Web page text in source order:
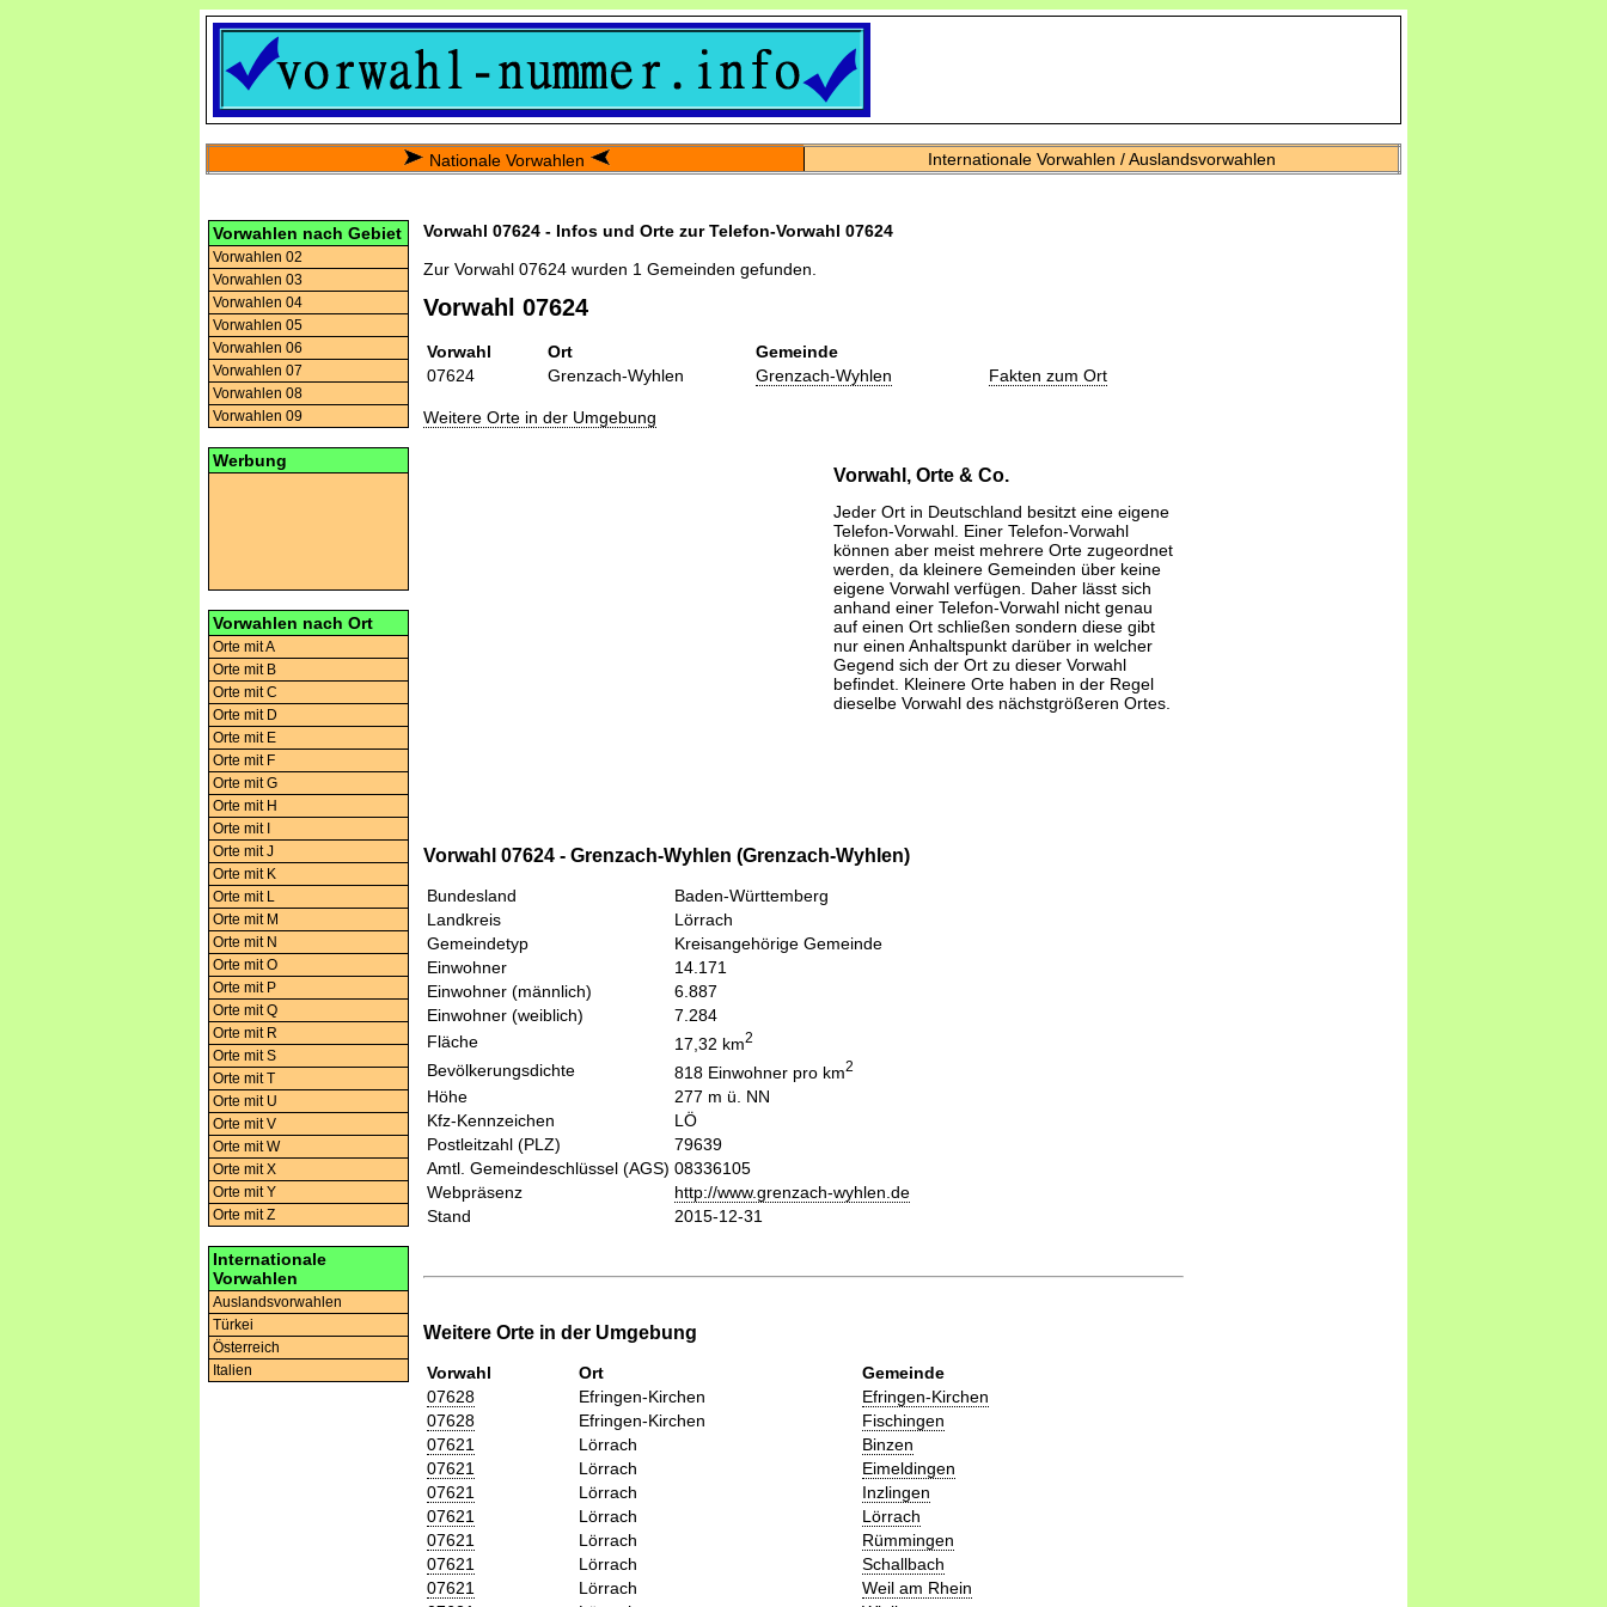
Nationale Vorwahlen Internationale Vorwahlen / Auslandsvorwahlen
Vorwahlen nach Gebiet
Vorwahlen 02
Vorwahlen 03
Vorwahlen 04
Vorwahlen 05
Vorwahlen 06
Vorwahlen 07
Vorwahlen 08
Vorwahlen 09
Werbung
Vorwahlen nach Ort
Orte mit A
Orte mit B
Orte mit C
Orte mit D
Orte mit E
Orte mit F
Orte mit G
Orte mit H
Orte mit I
Orte mit J
Orte mit K
Orte mit L
Orte mit M
Orte mit N
Orte mit O
Orte mit P
Orte mit Q
Orte mit R
Orte mit S
Orte mit T
Orte mit U
Orte mit V
Orte mit W
Orte mit X
Orte mit Y
Orte mit Z
Internationale
Vorwahlen
Auslandsvorwahlen
Türkei
Österreich
Italien
Vorwahl 07624 - Infos und Orte zur Telefon-Vorwahl 07624
Zur Vorwahl 07624 wurden 1 Gemeinden gefunden.
Vorwahl 07624
Vorwahl Ort
Gemeinde
07624
Grenzach-Wyhlen Grenzach-Wyhlen Fakten zum Ort
Weitere Orte in der Umgebung
Vorwahl, Orte & Co.
Jeder Ort in Deutschland besitzt eine eigene
Telefon-Vorwahl. Einer Telefon-Vorwahl
können aber meist mehrere Orte zugeordnet
werden, da kleinere Gemeinden über keine
eigene Vorwahl verfügen. Daher lässt sich
anhand einer Telefon-Vorwahl nicht genau
auf einen Ort schließen sondern diese gibt
nur einen Anhaltspunkt darüber in welcher
Gegend sich der Ort zu dieser Vorwahl
befindet. Kleinere Orte haben in der Regel
dieselbe Vorwahl des nächstgrößeren Ortes.
Vorwahl 07624 - Grenzach-Wyhlen (Grenzach-Wyhlen)
Bundesland
Baden-Württemberg
Landkreis
Lörrach
Gemeindetyp
Kreisangehörige Gemeinde
Einwohner
14.171
Einwohner (männlich)
6.887
Einwohner (weiblich)
7.284
Fläche
17,32 km2
Bevölkerungsdichte 818 Einwohner pro km2
Höhe
277 m ü. NN
Kfz-Kennzeichen
LÖ
Postleitzahl (PLZ)
79639
Amtl. Gemeindeschlüssel (AGS) 08336105
Webpräsenz
http://www.grenzach-wyhlen.de
Stand
2015-12-31
Weitere Orte in der Umgebung
Vorwahl Ort
Gemeinde
07628
Efringen-Kirchen
Efringen-Kirchen
07628
Efringen-Kirchen
Fischingen
07621
Lörrach
Binzen
07621
Lörrach
Eimeldingen
07621
Lörrach
Inzlingen
07621
Lörrach
Lörrach
07621
Lörrach
Rümmingen
07621
Lörrach
Schallbach
07621
Lörrach
Weil am Rhein